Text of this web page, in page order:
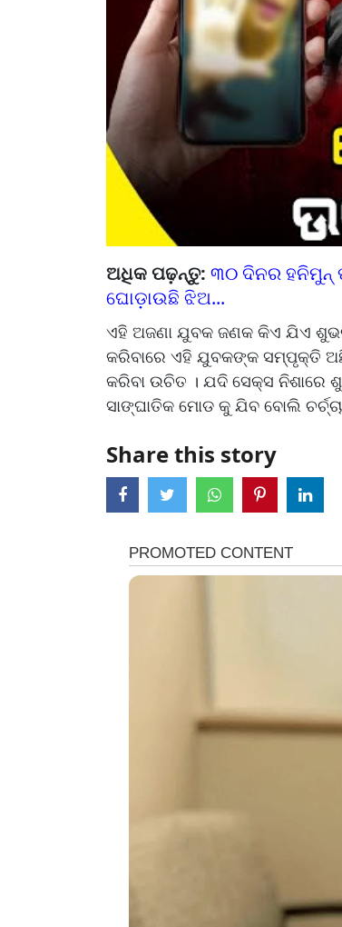
ଅଧିକ ପଢ଼ନ୍ତୁ: ୩୦ ଦିନର ହନିମୁନ୍
ଘୋଡ଼ାଉଛି ଝିଅ...
ଏହି ଅଜଣା ଯୁବକ ଜଣକ କିଏ ଯିଏ
କରିବାରେ ଏହି ଯୁବକଙ୍କ ସମ୍ପୃକ୍ତି
କରିବା ଉଚିତ । ଯଦି ସେକ୍ସ ନିଶାରେ
ସାଙ୍ଘାତିକ ମୋଡ କୁ ଯିବ ବୋଲି
Share this story